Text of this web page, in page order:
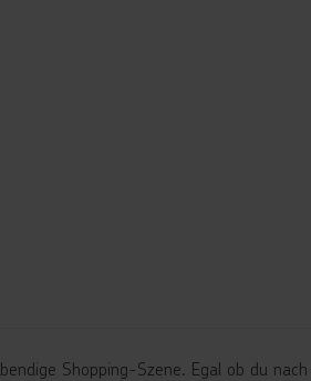
Shopping-Szene. Egal ob du